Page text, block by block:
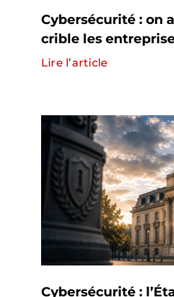
Cybersécurité : on
crible les
Lire l’article
Cybersécurité :